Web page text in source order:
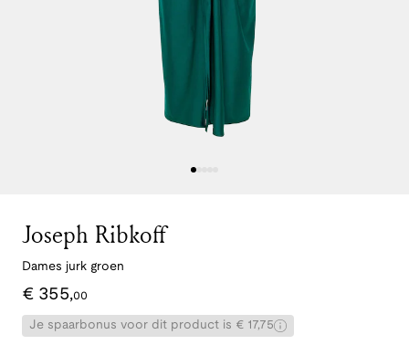
Joseph Ribkoff
Dames jurk groen
€ 355,00
Je spaarbonus voor dit product is € 17,75